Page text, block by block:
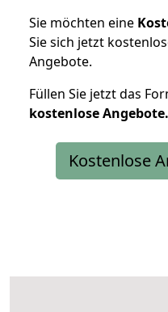
Sie möchten eine
Sie sich jetzt
Angebote.
Füllen Sie jetzt das
kostenloseAngebote.
Kostenlose